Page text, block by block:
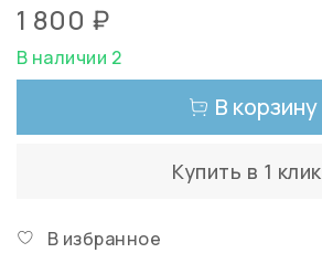
1 800 ₽
В наличии 2
В корзину
Купить в 1 клик
В избранное